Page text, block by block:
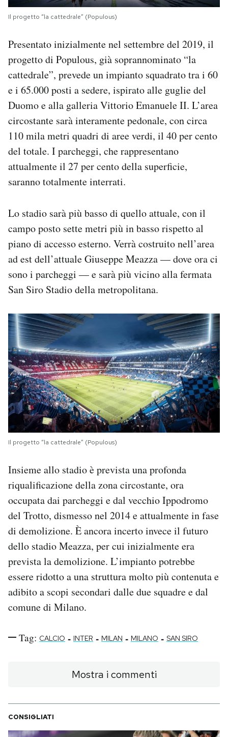
Il progetto “la cattedrale” (Populous)
Presentato inizialmente nel settembre del 2019, il
progetto di Populous, già soprannominato “la
cattedrale”, prevede un impianto squadrato tra i 60
e i 65.000 posti a sedere, ispirato alle guglie del
Duomo e alla galleria Vittorio Emanuele II. L’area
circostante sarà interamente pedonale, con circa
110 mila metri quadri di aree verdi, il 40 per cento
del totale. I parcheggi, che rappresentano
attualmente il 27 per cento della superficie,
saranno totalmente interrati.
Lo stadio sarà più basso di quello attuale, con il
campo posto sette metri più in basso rispetto al
piano di accesso esterno. Verrà costruito nell’area
ad est dell’attuale Giuseppe Meazza — dove ora ci
sono i parcheggi — e sarà più vicino alla fermata
San Siro Stadio della metropolitana.
Il progetto “la cattedrale” (Populous)
Insieme allo stadio è prevista una profonda
riqualificazione della zona circostante, ora
occupata dai parcheggi e dal vecchio Ippodromo
del Trotto, dismesso nel 2014 e attualmente in fase
di demolizione. È ancora incerto invece il futuro
dello stadio Meazza, per cui inizialmente era
prevista la demolizione. L’impianto potrebbe
essere ridotto a una struttura molto più contenuta e
adibito a scopi secondari dalle due squadre e dal
comune di Milano.
Tag: CALCIO - INTER - MILAN - MILANO - SAN SIRO
Mostra i commenti
CONSIGLIATI